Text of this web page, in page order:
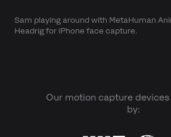
Sam playing around with MetaHuman
Headrig for iPhone face capture.
Our motion capture
by: